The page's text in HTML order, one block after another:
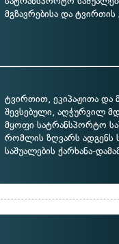
მგზავრებისა და ტვირთის
ტვირთით, ეკიპაჟითა და
შევსებული, აღჭურვილ
მყოფი სატრანსპორტო
რომლის ზღვარს ადგენს
საშუალების ქარხანა-